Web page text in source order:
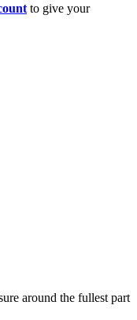
to give your
around the fullest part